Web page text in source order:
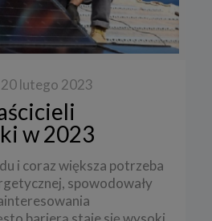
20 lutego 2023
w 2023
i coraz większa potrzeba
spowodowały